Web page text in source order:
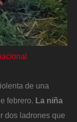
de una
febrero. La niña
dos ladrones que